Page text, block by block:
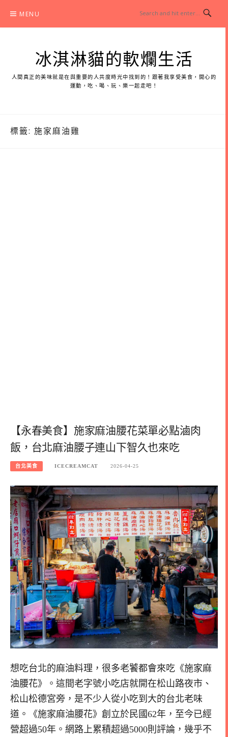
content
MENU
冰淇淋貓的軟爛生活
人間真正的美味就是在與重要的人共度時光中找到的！跟著我享受美食，開心的
運動，吃、喝、玩、樂一起走吧！
標籤: 施家麻油雞
【永春美食】施家麻油腰花菜單必點滷肉
飯，台北麻油腰子連山下智久也來吃
台北美食 ICECREAMCAT 2026-04-25
想吃台北的麻油料理，很多老饕都會來吃《施家麻
油腰花》。這間老字號小吃店就開在松山路夜市、
松山松德宮旁，是不少人從小吃到大的台北老味
道。《施家麻油腰花》創立於民國62年，至今已經
營超過50年。網路上累積超過5000則評論，幾乎不